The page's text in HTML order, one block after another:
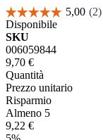
Disponibile
SKU
006059844
9,70 €
Quantità
Prezzo unitario
Risparmio
Almeno 5
9,22 €